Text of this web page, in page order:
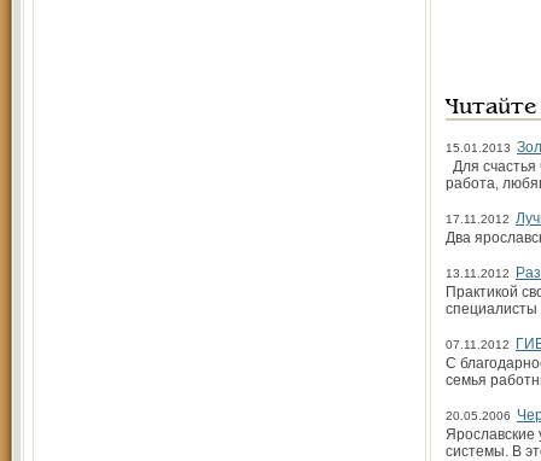
15.01.2013
Для
работа,
17.11.2012
Два
13.11.2012
Практикой
07.11.2012
С
семья
20.05.2006
Ярославские
системы. В